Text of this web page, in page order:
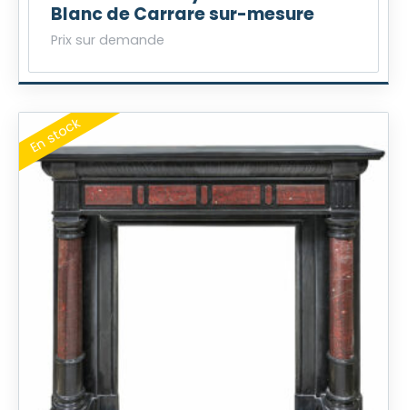
Blanc de Carrare sur-mesure
Prix sur demande